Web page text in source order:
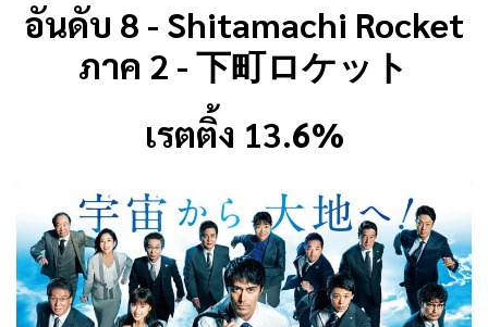
อันดับ 8 - Shitamachi Rocket
ภาค 2 - 下町ロケット
เรตติ้ง 13.6%